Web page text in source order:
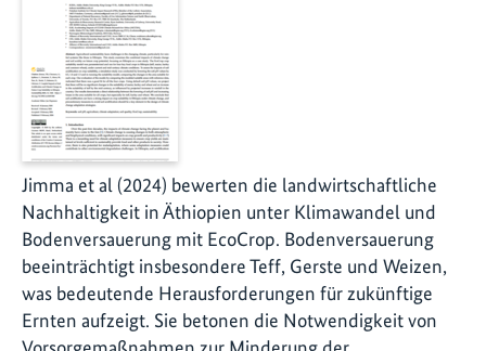
Jimma et al (2024) bewerten die landwirtschaftliche
Nachhaltigkeit in Äthiopien unter Klimawandel und
Bodenversauerung mit EcoCrop. Bodenversauerung
beeinträchtigt insbesondere Teff, Gerste und Weizen,
was bedeutende Herausforderungen für zukünftige
Ernten aufzeigt. Sie betonen die Notwendigkeit von